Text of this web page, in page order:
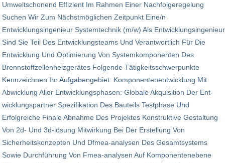
Umweltschonend Effizient Im Rahmen Einer Nachfolgeregelung
Suchen Wir Zum Nächstmöglichen Zeitpunkt Eine/n
Entwicklungsingenieur Systemtechnik (m/w) Als Entwicklungsingenieur
Sind Sie Teil Des Entwicklungsteams Und Verantwortlich Für Die
Entwicklung Und Optimierung Von Systemkomponenten Des
Brennstoffzellenheizgerätes Folgende Tätigkeitsschwerpunkte
Kennzeichnen Ihr Aufgabengebiet: Komponentenentwicklung Mit
Abwicklung Aller Ent­wick­lungs­phasen: Globale Akquisition Der Ent­
wick­lungs­partner Spezifikation Des Bauteils Testphase Und
Erfolgreiche Finale Abnahme Des Projektes Konstruktive Gestaltung
Von 2d- Und 3d-lösung Mitwirkung Bei Der Erstellung Von
Sicherheitskonzepten Und Dfmea-analysen Des Gesamtsystems
Sowie Durchführung Von Fmea-analysen Auf Komponentenebene